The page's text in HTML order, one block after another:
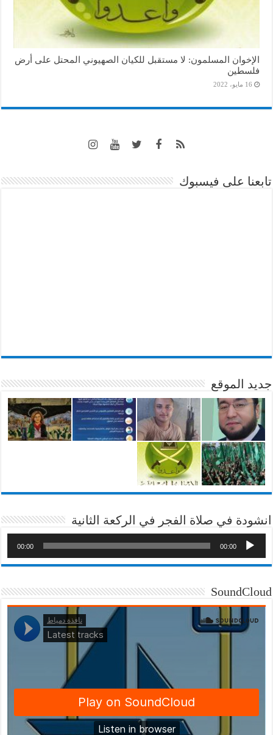
الإخوان المسلمون: لا مستقبل للكيان الصهيوني المحتل على أرض
فلسطين
16 مايو، 2022
تابعنا على فيسبوك
جديد الموقع
انشودة في صلاة الفجر في الركعة الثانية
00:00
00:00
SoundCloud